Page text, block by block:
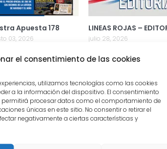
el consentimiento de las cookies
utilizamos tecnologías como las cookies
a la información del dispositivo. El consentimiento
procesar datos como el comportamiento de
únicas en este sitio. No consentir o retirar el
negativamente a ciertas características y
Apuesta 178
03, 2026
LINEAS ROJAS –
julio 28, 2026